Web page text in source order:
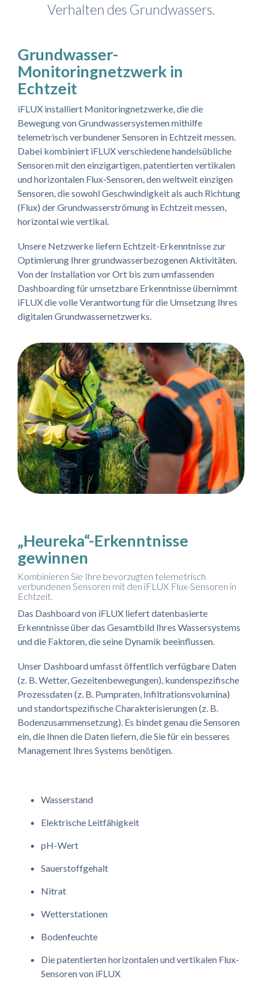
Verhalten des Grundwassers.
Grundwasser-
Monitoringnetzwerk in
Echtzeit
iFLUX installiert Monitoringnetzwerke, die die
Bewegung von Grundwassersystemen mithilfe
telemetrisch verbundener Sensoren in Echtzeit messen.
Dabei kombiniert iFLUX verschiedene handelsübliche
Sensoren mit den einzigartigen, patentierten vertikalen
und horizontalen Flux-Sensoren, den weltweit einzigen
Sensoren, die sowohl Geschwindigkeit als auch Richtung
(Flux) der Grundwasserströmung in Echtzeit messen,
horizontal wie vertikal.
Unsere Netzwerke liefern Echtzeit-Erkenntnisse zur
Optimierung Ihrer grundwasserbezogenen Aktivitäten.
Von der Installation vor Ort bis zum umfassenden
Dashboarding für umsetzbare Erkenntnisse übernimmt
iFLUX die volle Verantwortung für die Umsetzung Ihres
digitalen Grundwassernetzwerks.
„Heureka“-Erkenntnisse
gewinnen
Kombinieren Sie Ihre bevorzugten telemetrisch
verbundenen Sensoren mit den iFLUX Flux-Sensoren in
Echtzeit.
Das Dashboard von iFLUX liefert datenbasierte
Erkenntnisse über das Gesamtbild Ihres Wassersystems
und die Faktoren, die seine Dynamik beeinflussen.
Unser Dashboard umfasst öffentlich verfügbare Daten
(z. B. Wetter, Gezeitenbewegungen), kundenspezifische
Prozessdaten (z. B. Pumpraten, Infiltrationsvolumina)
und standortspezifische Charakterisierungen (z. B.
Bodenzusammensetzung). Es bindet genau die Sensoren
ein, die Ihnen die Daten liefern, die Sie für ein besseres
Management Ihres Systems benötigen.
Wasserstand
Elektrische Leitfähigkeit
pH-Wert
Sauerstoffgehalt
Nitrat
Wetterstationen
Bodenfeuchte
Die patentierten horizontalen und vertikalen Flux-
Sensoren von iFLUX